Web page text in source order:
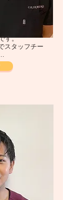
です。
スタッフチー